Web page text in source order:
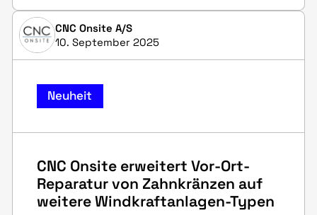
CNC Onsite A/S
10. September 2025
Neuheit
CNC Onsite erweitert Vor-Ort-
Reparatur von Zahnkränzen auf
weitere Windkraftanlagen-Typen